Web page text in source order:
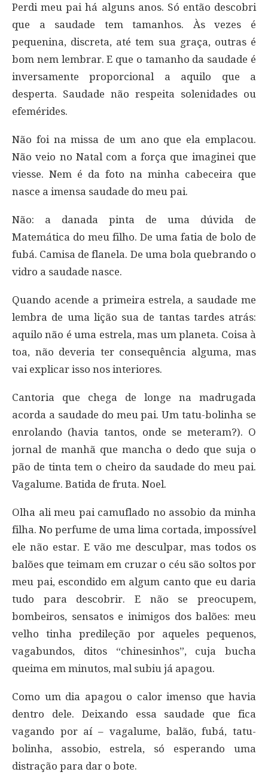
Perdi meu pai há alguns anos. Só então descobri
que a saudade tem tamanhos. Às vezes é
pequenina, discreta, até tem sua graça, outras é
bom nem lembrar. E que o tamanho da saudade é
inversamente proporcional a aquilo que a
desperta. Saudade não respeita solenidades ou
efemérides.
Não foi na missa de um ano que ela emplacou.
Não veio no Natal com a força que imaginei que
viesse. Nem é da foto na minha cabeceira que
nasce a imensa saudade do meu pai.
Não: a danada pinta de uma dúvida de
Matemática do meu filho. De uma fatia de bolo de
fubá. Camisa de flanela. De uma bola quebrando o
vidro a saudade nasce.
Quando acende a primeira estrela, a saudade me
lembra de uma lição sua de tantas tardes atrás:
aquilo não é uma estrela, mas um planeta. Coisa à
toa, não deveria ter consequência alguma, mas
vai explicar isso nos interiores.
Cantoria que chega de longe na madrugada
acorda a saudade do meu pai. Um tatu-bolinha se
enrolando (havia tantos, onde se meteram?). O
jornal de manhã que mancha o dedo que suja o
pão de tinta tem o cheiro da saudade do meu pai.
Vagalume. Batida de fruta. Noel.
Olha ali meu pai camuflado no assobio da minha
filha. No perfume de uma lima cortada, impossível
ele não estar. E vão me desculpar, mas todos os
balões que teimam em cruzar o céu são soltos por
meu pai, escondido em algum canto que eu daria
tudo para descobrir. E não se preocupem,
bombeiros, sensatos e inimigos dos balões: meu
velho tinha predileção por aqueles pequenos,
vagabundos, ditos “chinesinhos”, cuja bucha
queima em minutos, mal subiu já apagou.
Como um dia apagou o calor imenso que havia
dentro dele. Deixando essa saudade que fica
vagando por aí – vagalume, balão, fubá, tatu-
bolinha, assobio, estrela, só esperando uma
distração para dar o bote.